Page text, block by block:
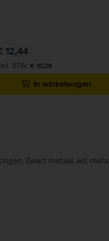
12,44
€ 10,28
In winkelwagen
Zwart metaal, wit